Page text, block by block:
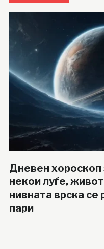
Дневен хороскоп
некои луѓе,
нивната врска се
пари